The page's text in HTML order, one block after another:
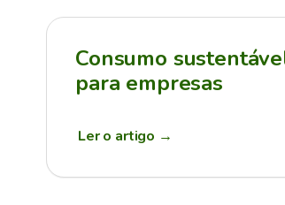
Consumo
para empresas
Ler o artigo →